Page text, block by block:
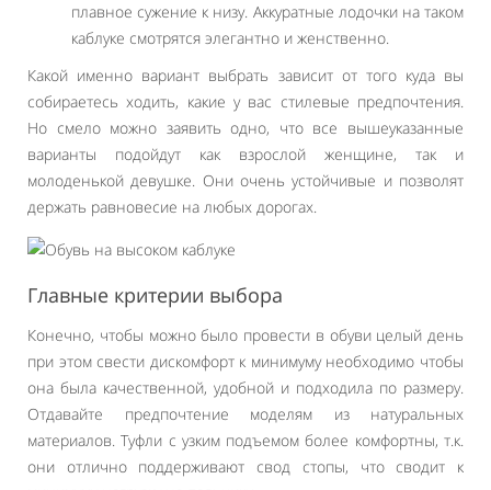
плавное сужение к низу. Аккуратные лодочки на таком
каблуке смотрятся элегантно и женственно.
Какой именно вариант выбрать зависит от того куда вы
собираетесь ходить, какие у вас стилевые предпочтения.
Но смело можно заявить одно, что все вышеуказанные
варианты подойдут как взрослой женщине, так и
молоденькой девушке. Они очень устойчивые и позволят
держать равновесие на любых дорогах.
Главные критерии выбора
Конечно, чтобы можно было провести в обуви целый день
при этом свести дискомфорт к минимуму необходимо чтобы
она была качественной, удобной и подходила по размеру.
Отдавайте предпочтение моделям из натуральных
материалов. Туфли с узким подъемом более комфортны, т.к.
они отлично поддерживают свод стопы, что сводит к